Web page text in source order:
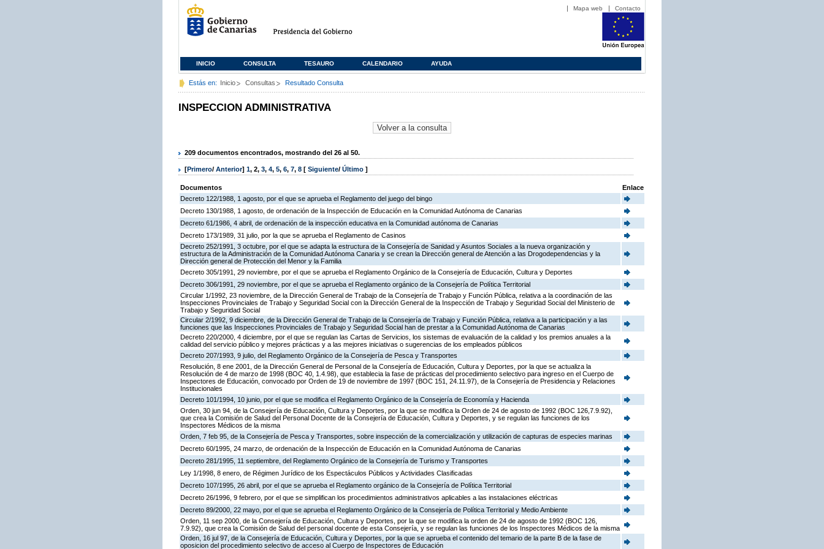
Mapa web Contacto
INICIO CONSULTA TESAURO CALENDARIO AYUDA
Estás en: Inicio Consultas Resultado Consulta
INSPECCION ADMINISTRATIVA
209 documentos encontrados, mostrando del 26 al 50.
[Primero/ Anterior] 1, 2, 3, 4, 5, 6, 7, 8 [ Siguiente/ Último ]
Documentos
Enlace
Decreto 122/1988, 1 agosto, por el que se aprueba el Reglamento del juego del bingo
Decreto 130/1988, 1 agosto, de ordenación de la Inspección de Educación en la Comunidad Autónoma de Canarias
Decreto 61/1986, 4 abril, de ordenación de la inspección educativa en la Comunidad autónoma de Canarias
Decreto 173/1989, 31 julio, por la que se aprueba el Reglamento de Casinos
Decreto 252/1991, 3 octubre, por el que se adapta la estructura de la Consejería de Sanidad y Asuntos Sociales a la nueva organización y
estructura de la Administración de la Comunidad Autónoma Canaria y se crean la Dirección general de Atención a las Drogodependencias y la
Dirección general de Protección del Menor y la Familia
Decreto 305/1991, 29 noviembre, por el que se aprueba el Reglamento Orgánico de la Consejería de Educación, Cultura y Deportes
Decreto 306/1991, 29 noviembre, por el que se aprueba el Reglamento orgánico de la Consejería de Política Territorial
Circular 1/1992, 23 noviembre, de la Dirección General de Trabajo de la Consejería de Trabajo y Función Pública, relativa a la coordinación de las
Inspecciones Provinciales de Trabajo y Seguridad Social con la Dirección General de la Inspección de Trabajo y Seguridad Social del Ministerio de
Trabajo y Seguridad Social
Circular 2/1992, 9 diciembre, de la Dirección General de Trabajo de la Consejería de Trabajo y Función Pública, relativa a la participación y a las
funciones que las Inspecciones Provinciales de Trabajo y Seguridad Social han de prestar a la Comunidad Autónoma de Canarias
Decreto 220/2000, 4 diciembre, por el que se regulan las Cartas de Servicios, los sistemas de evaluación de la calidad y los premios anuales a la
calidad del servicio público y mejores prácticas y a las mejores iniciativas o sugerencias de los empleados públicos
Decreto 207/1993, 9 julio, del Reglamento Orgánico de la Consejería de Pesca y Transportes
Resolución, 8 ene 2001, de la Dirección General de Personal de la Consejería de Educación, Cultura y Deportes, por la que se actualiza la
Resolución de 4 de marzo de 1998 (BOC 40, 1.4.98), que establecia la fase de prácticas del procedimiento selectivo para ingreso en el Cuerpo de
Inspectores de Educación, convocado por Orden de 19 de noviembre de 1997 (BOC 151, 24.11.97), de la Consejería de Presidencia y Relaciones
Institucionales
Decreto 101/1994, 10 junio, por el que se modifica el Reglamento Orgánico de la Consejería de Economía y Hacienda
Orden, 30 jun 94, de la Consejería de Educación, Cultura y Deportes, por la que se modifica la Orden de 24 de agosto de 1992 (BOC 126,7.9.92),
que crea la Comisión de Salud del Personal Docente de la Consejería de Educación, Cultura y Deportes, y se regulan las funciones de los
Inspectores Médicos de la misma
Orden, 7 feb 95, de la Consejería de Pesca y Transportes, sobre inspección de la comercialización y utilización de capturas de especies marinas
Decreto 60/1995, 24 marzo, de ordenación de la Inspección de Educación en la Comunidad Autónoma de Canarias
Decreto 281/1995, 11 septiembre, del Reglamento Orgánico de la Consejería de Turismo y Transportes
Ley 1/1998, 8 enero, de Régimen Jurídico de los Espectáculos Públicos y Actividades Clasificadas
Decreto 107/1995, 26 abril, por el que se aprueba el Reglamento orgánico de la Consejería de Política Territorial
Decreto 26/1996, 9 febrero, por el que se simplifican los procedimientos administrativos aplicables a las instalaciones eléctricas
Decreto 89/2000, 22 mayo, por el que se aprueba el Reglamento Orgánico de la Consejería de Política Territorial y Medio Ambiente
Orden, 11 sep 2000, de la Consejería de Educación, Cultura y Deportes, por la que se modifica la orden de 24 de agosto de 1992 (BOC 126,
7.9.92), que crea la Comisión de Salud del personal docente de esta Consejería, y se regulan las funciones de los Inspectores Médicos de la misma
Orden, 16 jul 97, de la Consejería de Educación, Cultura y Deportes, por la que se aprueba el contenido del temario de la parte B de la fase de
oposicion del procedimiento selectivo de acceso al Cuerpo de Inspectores de Educación